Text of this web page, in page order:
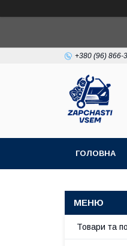
+380 (96) 866-
ГОЛОВНА
Товари та